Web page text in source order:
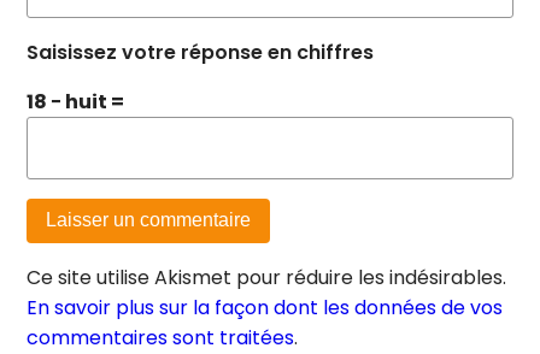
Saisissez votre réponse en chiffres
18 − huit =
Ce site utilise Akismet pour réduire les indésirables.
En savoir plus sur la façon dont les données de vos
commentaires sont traitées.